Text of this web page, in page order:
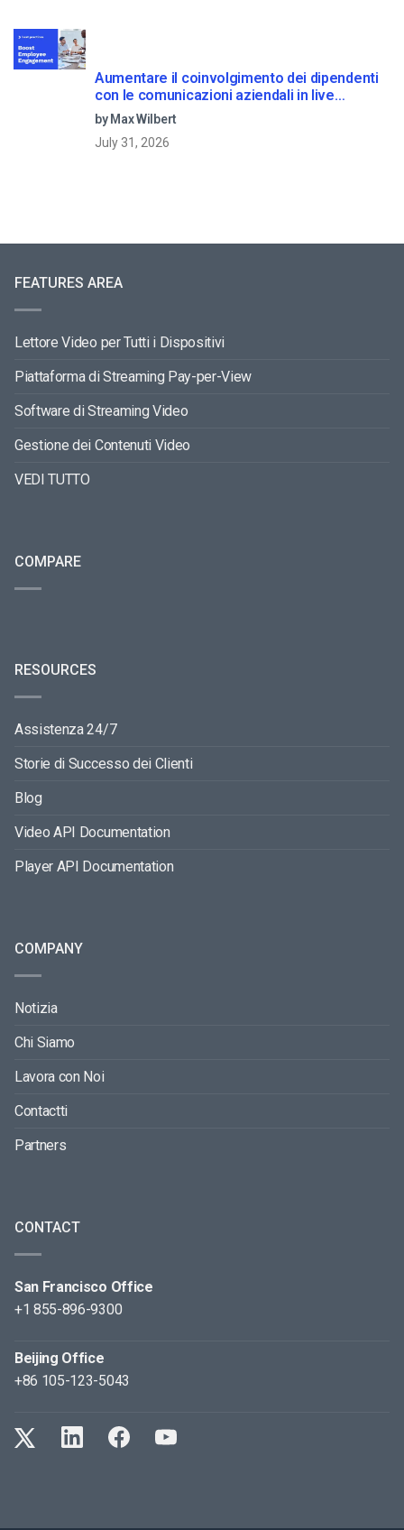
Aumentare il coinvolgimento dei dipendenti
con le comunicazioni aziendali in live
streaming
by Max Wilbert
July 31, 2026
FEATURES AREA
Lettore Video per Tutti i Dispositivi
Piattaforma di Streaming Pay-per-View
Software di Streaming Video
Gestione dei Contenuti Video
VEDI TUTTO
COMPARE
RESOURCES
Assistenza 24/7
Storie di Successo dei Clienti
Blog
Video API Documentation
Player API Documentation
COMPANY
Notizia
Chi Siamo
Lavora con Noi
Contactti
Partners
CONTACT
San Francisco Office
+1 855-896-9300
Beijing Office
+86 105-123-5043